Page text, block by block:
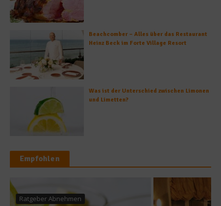
Beachcomber – Alles über das Restaurant
Heinz Beck im Forte Village Resort
Was ist der Unterschied zwischen Limonen
und Limetten?
Empfohlen